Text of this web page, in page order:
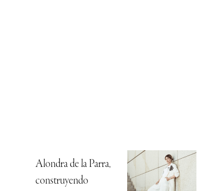
Alondra de la Parra,
construyendo